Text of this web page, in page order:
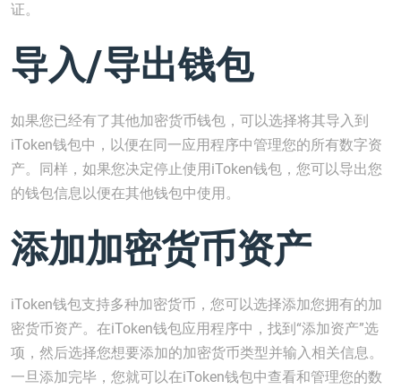
证。
导入/导出钱包
如果您已经有了其他加密货币钱包，可以选择将其导入到
iToken钱包中，以便在同一应用程序中管理您的所有数字资
产。同样，如果您决定停止使用iToken钱包，您可以导出您
的钱包信息以便在其他钱包中使用。
添加加密货币资产
iToken钱包支持多种加密货币，您可以选择添加您拥有的加
密货币资产。在iToken钱包应用程序中，找到“添加资产”选
项，然后选择您想要添加的加密货币类型并输入相关信息。
一旦添加完毕，您就可以在iToken钱包中查看和管理您的数